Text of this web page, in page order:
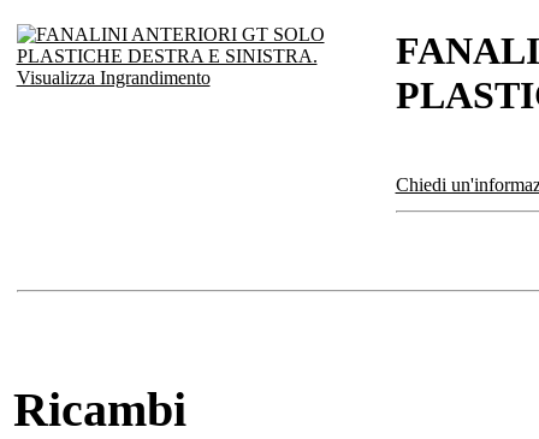
Visualizza Ingrandimento
Chiedi
Ricambi